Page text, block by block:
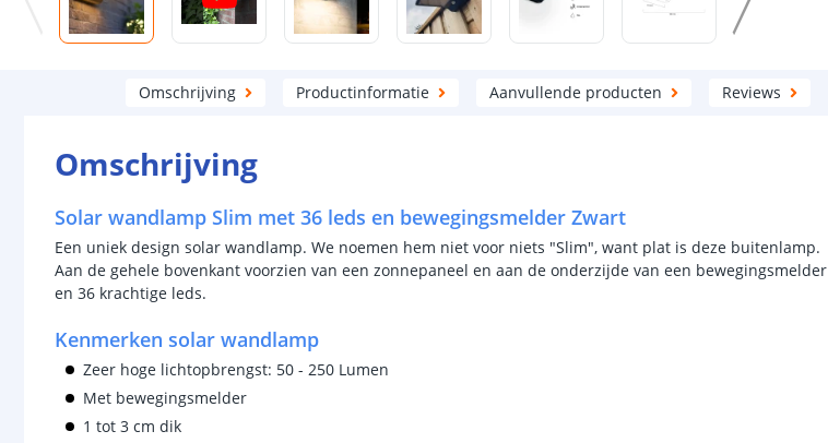
Omschrijving Productinformatie Aanvullende producten Reviews
Omschrijving
Solar wandlamp Slim met 36 leds en bewegingsmelder Zwart
Een uniek design solar wandlamp. We noemen hem niet voor niets "Slim", want plat is deze buitenlamp.
Aan de gehele bovenkant voorzien van een zonnepaneel en aan de onderzijde van een bewegingsmelder
en 36 krachtige leds.
Kenmerken solar wandlamp
Zeer hoge lichtopbrengst: 50 - 250 Lumen
Met bewegingsmelder
1 tot 3 cm dik